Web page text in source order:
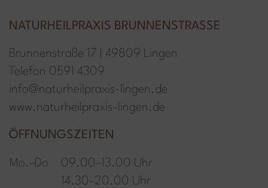
NATURHEILPRAXIS BRUNNENSTRASSE
Brunnenstraße 17 | 49809 Lingen
elefon 0591 4309
info@naturheilpraxis-lingen.de
www.naturheilpraxis-lingen.de
ÖFFNUNGSZEITEN
Mo.–Do
09.00–13.00 Uhr
14.30–20.00 Uhr